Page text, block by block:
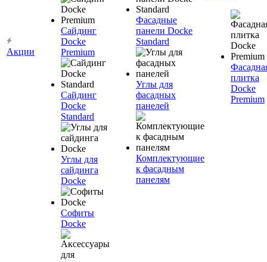
Акции
Сайдинг
Docke
Premium
Сайдинг
Docke
Standard
Углы для
сайдинга
Docke
Софиты
Docke
Фасадные
панели Docke
Standard
Углы для
фасадных
панелей
Комплектующие
к фасадным
панелям
плитка
Docke
Premium